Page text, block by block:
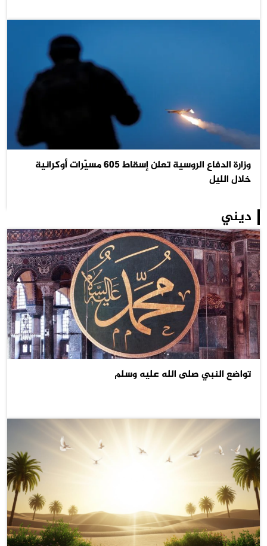
وزارة الدفاع الروسية تعلن إسقاط 605 مسيّرات أوكرانية
خلال الليل
ديني
تواضع النبي صلى الله عليه وسلم